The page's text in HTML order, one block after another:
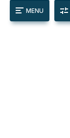
MENU